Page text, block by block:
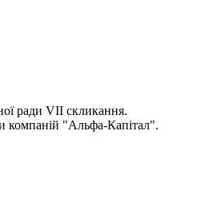
ради VII скликання.
компаній "Альфа-Капітал".